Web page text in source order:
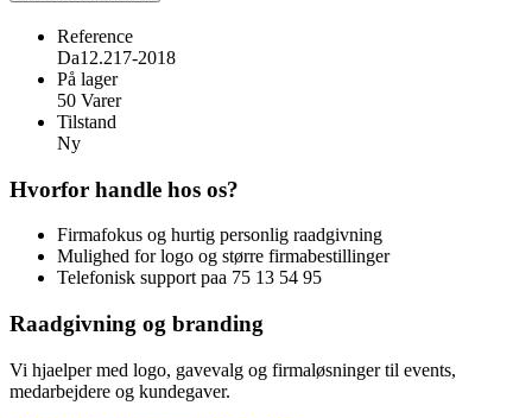
Reference
Da12.217-2018
På lager
50 Varer
Tilstand
Ny
Hvorfor handle hos os?
Firmafokus og hurtig personlig raadgivning
Mulighed for logo og større firmabestillinger
Telefonisk support paa 75 13 54 95
Raadgivning og branding
Vi hjaelper med logo, gavevalg og firmaløsninger til events,
medarbejdere og kundegaver.